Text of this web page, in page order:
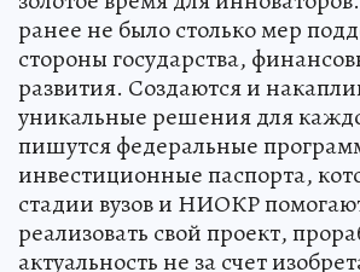
ранее не было столько мер
стороны государства,
развития. Создаются и
уникальные решения для
пишутся федеральные
инвестиционные паспорта,
стадии вузов и НИОКР
реализовать свой проект,
актуальность не за счет